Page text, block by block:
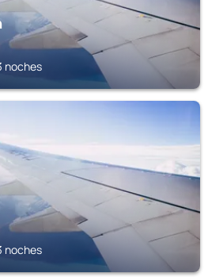
noches
noches